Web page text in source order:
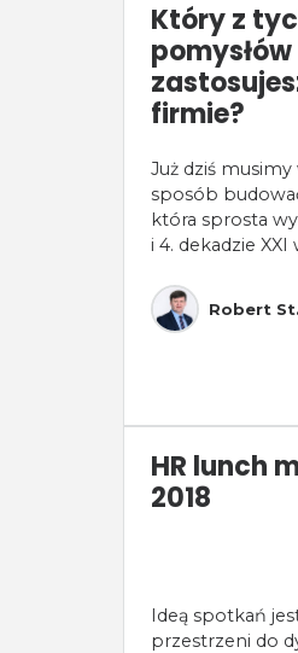
Który z
pomysłów
firmie?
Już dziś musimy
sposób
która sprosta
i 4. dekadzie XXI
Robert
HR lunch
2018
Ideą spotkań
przestrzeni do